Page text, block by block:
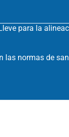
para la
las normas de